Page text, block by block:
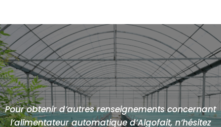
Pour obtenir d’autres renseignements concernant
l’alimentateur automatique d’Algofait, n’hésitez